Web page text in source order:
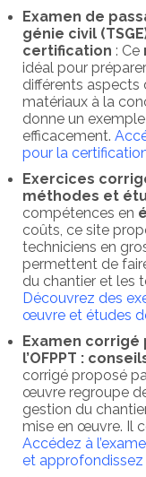
Examen de
génie civil
certification : Ce
idéal pour
différents aspects
matériaux à la
donne un
efficacement.
pour la
Exercices
méthodes et
compétences en
coûts, ce site
techniciens en
permettent de
du chantier et les
Découvrez des
œuvre et études
Examen
l’OFPPT :
corrigé proposé
œuvre regroupe
gestion du
mise en œuvre. Il
Accédez à
et